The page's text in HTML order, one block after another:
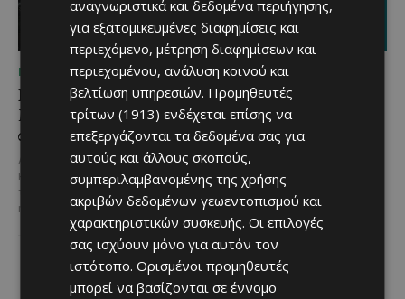
ΜΈΝΟΥΜΕ ΚΎΠΡΟ
Βραδινή πεζοπορία στον
Μαχαιρά με τον σκύλο
σου και θέα τις Περσείδες
Αν αγαπάς τις βόλτες στη φύση
και δεν αποχωρίζεσαι ποτέ τον
τετράποδο φίλο σου, τότε αυτή
η εμπειρία...
ΜΈΝΟΥΜΕ ΚΎΠΡΟ
Τα Λεύκαρα
ετοιμάζονται για μία
βραδιά γεμάτη street
food, μουσική και
καλοκαιρινή διάθεση
Μία από τις πιο γευστικές
εκδηλώσεις του καλοκαιριού
επιστρέφει στα Λεύκαρα,
προσκαλώντας μικρούς και
μεγάλους να απολαύσουν
μοναδικές...
αναγνωριστικά και δεδομένα περιήγησης,
για εξατομικευμένες διαφημίσεις και
περιεχόμενο, μέτρηση διαφημίσεων και
περιεχομένου, ανάλυση κοινού και
βελτίωση υπηρεσιών. Προμηθευτές
τρίτων (1913) ενδέχεται επίσης να
επεξεργάζονται τα δεδομένα σας για
αυτούς και άλλους σκοπούς,
συμπεριλαμβανομένης της χρήσης
ακριβών δεδομένων γεωεντοπισμού και
χαρακτηριστικών συσκευής. Οι επιλογές
σας ισχύουν μόνο για αυτόν τον
ιστότοπο. Ορισμένοι προμηθευτές
μπορεί να βασίζονται σε έννομο